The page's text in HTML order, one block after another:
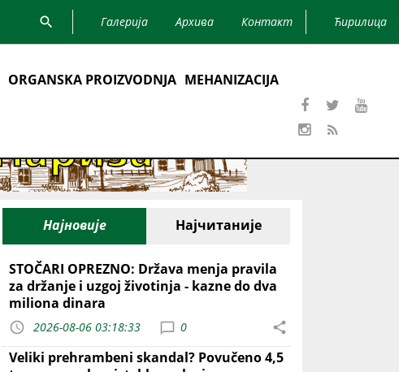
Галерија Архива Контакт Ћирилица
ORGANSKA PROIZVODNJA MEHANIZACIJA
Најновије Најчитаније
STOČARI OPREZNO: Država menja pravila
za držanje i uzgoj životinja - kazne do dva
miliona dinara
2026-08-06 03:18:33 0
Veliki prehrambeni skandal? Povučeno 4,5